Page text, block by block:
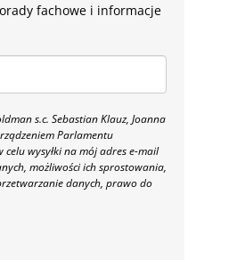
fachowe i informacje
s.c. Sebastian Klauz, Joanna
Parlamentu
wysyłki na mój adres e-mail
możliwości ich sprostowania,
danych, prawo do